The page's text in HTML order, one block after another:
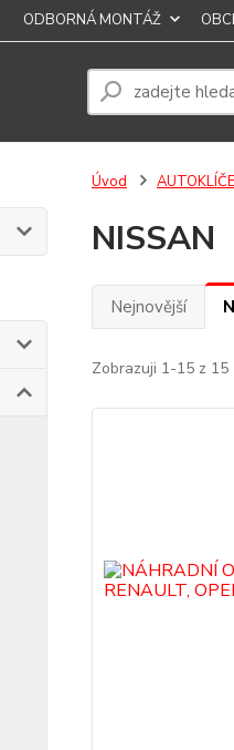
ODBORNÁ MONTÁŽ
Úvod
NISSAN
Nejnovější
Zobrazuji 1-15 z 15